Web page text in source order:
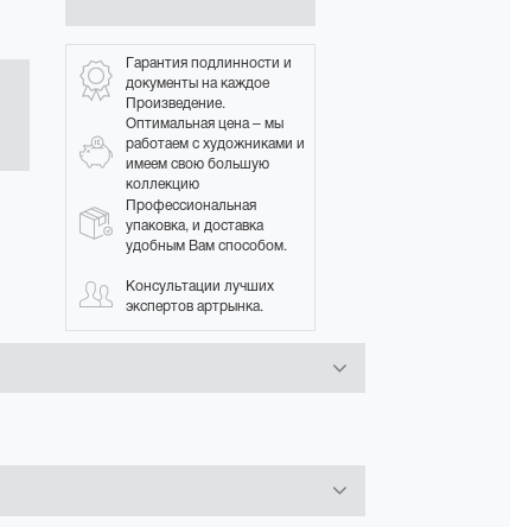
Гарантия подлинности и
документы на каждое
Произведение.
Оптимальная цена – мы
работаем с художниками и
имеем свою большую
коллекцию
Профессиональная
упаковка, и доставка
удобным Вам способом.
Консультации лучших
экспертов артрынка.